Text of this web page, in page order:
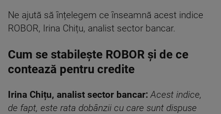
Ne ajută să înțelegem ce înseamnă acest indice
ROBOR, Irina Chițu, analist sector bancar.
Cum se stabilește ROBOR și de ce
contează pentru credite
Irina Chițu, analist sector bancar:Acest indice,
de fapt, este rata dobânzii cu care sunt dispuse